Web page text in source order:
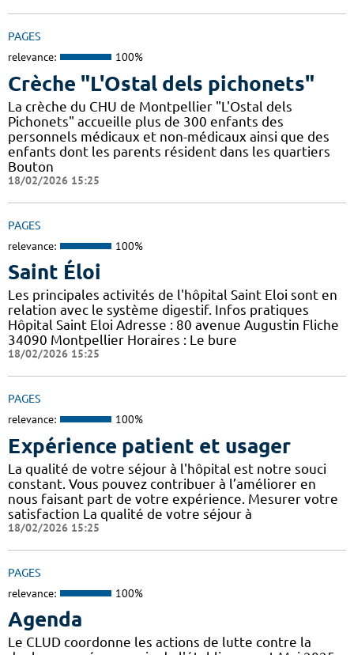
PAGES
relevance: 100%
Crèche "L'Ostal dels pichonets"
La crèche du CHU de Montpellier "L'Ostal dels
Pichonets" accueille plus de 300 enfants des
personnels médicaux et non-médicaux ainsi que des
enfants dont les parents résident dans les quartiers
Bouton
18/02/2026 15:25
PAGES
relevance: 100%
Saint Éloi
Les principales activités de l'hôpital Saint Eloi sont en
relation avec le système digestif. Infos pratiques
Hôpital Saint Eloi Adresse : 80 avenue Augustin Fliche
34090 Montpellier Horaires : Le bure
18/02/2026 15:25
PAGES
relevance: 100%
Expérience patient et usager
La qualité de votre séjour à l'hôpital est notre souci
constant. Vous pouvez contribuer à l’améliorer en
nous faisant part de votre expérience. Mesurer votre
satisfaction La qualité de votre séjour à
18/02/2026 15:25
PAGES
relevance: 100%
Agenda
Le CLUD coordonne les actions de lutte contre la